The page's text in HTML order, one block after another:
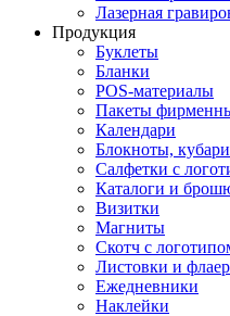
Лазерная
Продукция
Буклеты
Бланки
POS-материалы
Пакеты
Календари
Блокноты,
Салфетки с
Каталоги и
Визитки
Магниты
Скотч с
Листовки и
Ежедневники
Наклейки